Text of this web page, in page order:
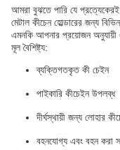
আমরা বুঝতে পারি যে
মেটাল কীচেন হোল্ডারের জন্য
এমনকি আপনার প্রয়োজন অনুযায়ী
মূল বৈশিষ্ট্য:
ব্যক্তিগতকৃত কী চেইন
পাইকারি কীচেইন উপলব্ধ
দীর্ঘস্থায়ী জন্য লোহার
বহনযোগ্য এবং বহন করা